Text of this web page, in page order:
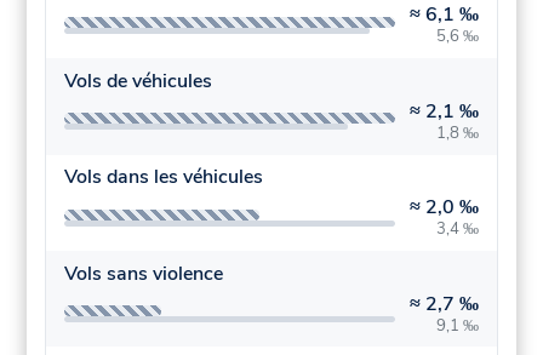
≈6,1 ‰
5,6 ‰
Vols de véhicules
≈ 2,1 ‰
1,8 ‰
Vols dans les véhicules
≈ 2,0 ‰
3,4 ‰
Vols sans violence
≈ 2,7 ‰
9,1 ‰